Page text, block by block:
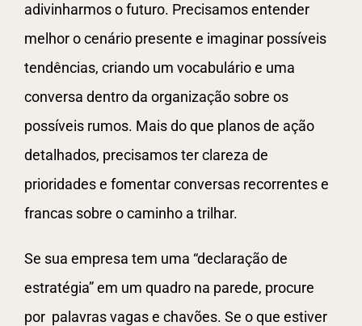
adivinharmos o futuro. Precisamos entender
melhor o cenário presente e imaginar possíveis
tendências, criando um vocabulário e uma
conversa dentro da organização sobre os
possíveis rumos. Mais do que planos de ação
detalhados, precisamos ter clareza de
prioridades e fomentar conversas recorrentes e
francas sobre o caminho a trilhar.
Se sua empresa tem uma “declaração de
estratégia” em um quadro na parede, procure
por palavras vagas e chavões. Se o que estiver